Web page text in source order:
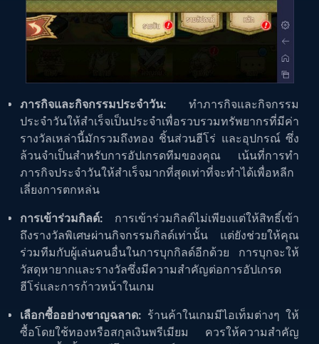
ภารกิจและกิจกรรมประจำวัน: ทำภารกิจและกิจกรรม
ประจำวันให้สำเร็จเป็นประจำเพื่อรวบรวมทรัพยากรที่มีค่า
รางวัลเหล่านี้มักรวมถึงทอง ชิ้นส่วนฮีโร่ และอุปกรณ์ ซึ่ง
ล้วนจำเป็นสำหรับการอัปเกรดทีมของคุณ เน้นที่การทำ
ภารกิจประจำวันให้สำเร็จมากที่สุดเท่าที่จะทำได้เพื่อหลีก
เลี่ยงการตกหล่น
การเข้าร่วมกิลด์: การเข้าร่วมกิลด์ไม่เพียงแต่ให้สิทธิ์เข้า
ถึงรางวัลพิเศษผ่านกิจกรรมกิลด์เท่านั้น แต่ยังช่วยให้คุณ
ร่วมทีมกับผู้เล่นคนอื่นในการบุกกิลด์อีกด้วย การบุกจะให้
วัสดุหายากและรางวัลซึ่งมีความสำคัญต่อการอัปเกรด
ฮีโร่และการก้าวหน้าในเกม
เลือกซื้ออย่างชาญฉลาด: ร้านค้าในเกมมีไอเท็มต่างๆ ให้
ซื้อโดยใช้ทองหรือสกุลเงินพรีเมียม ควรให้ความสำคัญ